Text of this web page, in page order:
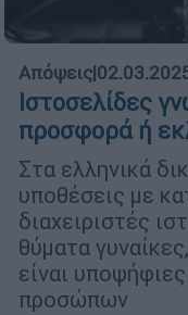
Απόψεις|
Ιστοσελίδες
προσφορά ή
Στα ελληνικά
υποθέσεις με
διαχειριστές
θύματα
είναι
προσώπων